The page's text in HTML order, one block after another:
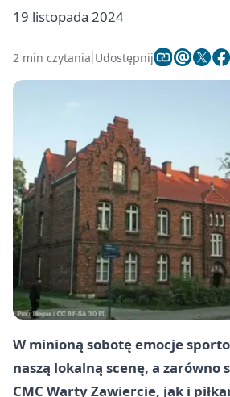
19 listopada 2024
2 min czytania Udostępnij
W minioną sobotę emocje
naszą lokalną scenę, a zarówno
CMC Warty Zawiercie, jak i